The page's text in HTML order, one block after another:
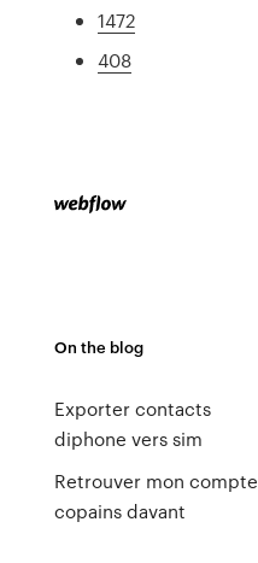
1472
408
On the blog
Exporter contacts
diphone vers sim
Retrouver mon compte
copains davant